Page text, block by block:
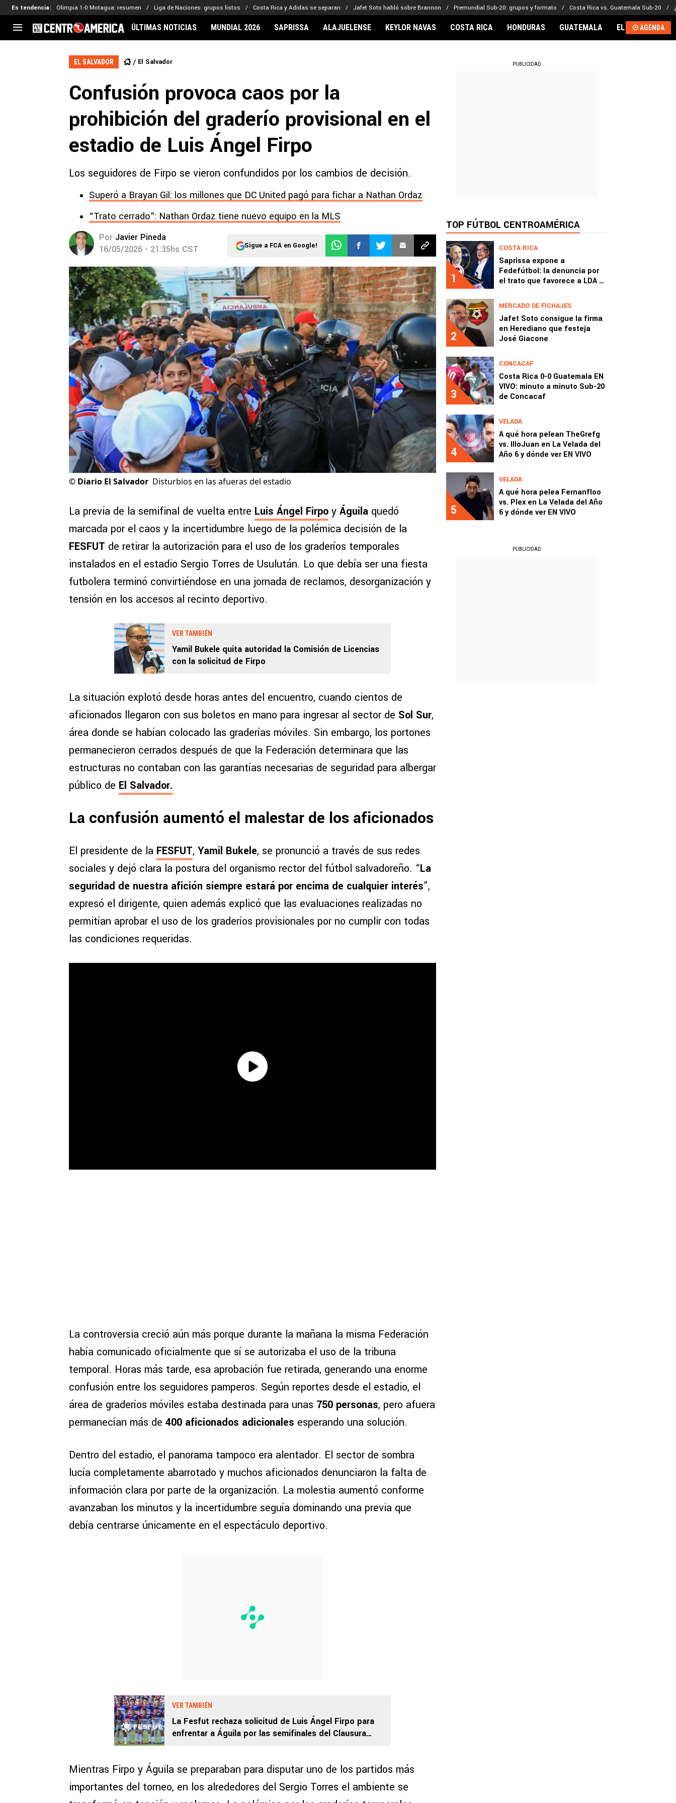
Es tendencia: Olimpia 1-0 Motagua: resumen Liga de Naciones: grupos listos Costa Rica y Adidas se separan Jafet Soto habló sobre Brannon Premundial Sub-20: grupos y formato Costa Rica vs. Guatemala Sub-20
CENTROAMÉRICA
CONCACAF
Liga de Naciones
Copa de Campeones
MLS
Kervin Arriaga
Adalberto Carrasquilla
Nathaniel Méndez-Laing
Alajuelense
Comunicaciones
Real Estelí
Real Madrid
ÚLTIMAS NOTICIAS MUNDIAL 2026 SAPRISSA ALAJUELENSE KEYLOR NAVAS COSTA RICA HONDURAS GUATEMALA EL SALVADOR
AGENDA
EL SALVADOR El Salvador
Confusión provoca caos por la
prohibición del graderío provisional en el
estadio de Luis Ángel Firpo
Los seguidores de Firpo se vieron confundidos por los cambios de decisión.
Superó a Brayan Gil: los millones que DC United pagó para fichar a Nathan Ordaz
“Trato cerrado”: Nathan Ordaz tiene nuevo equipo en la MLS
Por Javier Pineda
16/05/2026 - 21:35hs CST
Sigue a FCA en Google!
© Diario El Salvador Disturbios en las afueras del estadio
La previa de la semifinal de vuelta entre Luis Ángel Firpo y Águila quedó
marcada por el caos y la incertidumbre luego de la polémica decisión de la
FESFUT de retirar la autorización para el uso de los graderíos temporales
instalados en el estadio Sergio Torres de Usulután. Lo que debía ser una fiesta
futbolera terminó convirtiéndose en una jornada de reclamos, desorganización y
tensión en los accesos al recinto deportivo.
VER TAMBIÉN
Yamil Bukele quita autoridad la Comisión de Licencias
con la solicitud de Firpo
La situación explotó desde horas antes del encuentro, cuando cientos de
aficionados llegaron con sus boletos en mano para ingresar al sector de Sol Sur,
área donde se habían colocado las graderías móviles. Sin embargo, los portones
permanecieron cerrados después de que la Federación determinara que las
estructuras no contaban con las garantías necesarias de seguridad para albergar
público de El Salvador.
La confusión aumentó el malestar de los aficionados
El presidente de la FESFUT, Yamil Bukele, se pronunció a través de sus redes
sociales y dejó clara la postura del organismo rector del fútbol salvadoreño. “La
seguridad de nuestra afición siempre estará por encima de cualquier interés”,
expresó el dirigente, quien además explicó que las evaluaciones realizadas no
permitían aprobar el uso de los graderíos provisionales por no cumplir con todas
las condiciones requeridas.
La controversia creció aún más porque durante la mañana la misma Federación
había comunicado oficialmente que sí se autorizaba el uso de la tribuna
temporal. Horas más tarde, esa aprobación fue retirada, generando una enorme
confusión entre los seguidores pamperos. Según reportes desde el estadio, el
área de graderíos móviles estaba destinada para unas 750 personas, pero afuera
permanecían más de 400 aficionados adicionales esperando una solución.
Dentro del estadio, el panorama tampoco era alentador. El sector de sombra
lucía completamente abarrotado y muchos aficionados denunciaron la falta de
información clara por parte de la organización. La molestia aumentó conforme
avanzaban los minutos y la incertidumbre seguía dominando una previa que
debía centrarse únicamente en el espectáculo deportivo.
VER TAMBIÉN
La Fesfut rechaza solicitud de Luis Ángel Firpo para
enfrentar a Águila por las semifinales del Clausura
Mientras Firpo y Águila se preparaban para disputar uno de los partidos más
importantes del torneo, en los alrededores del Sergio Torres el ambiente se
PUBLICIDAD
TOP FÚTBOL CENTROAMÉRICA
1
COSTA RICA
Saprissa expone a
Fedefútbol: la denuncia por
el trato que favorece a LDA y
2
MERCADO DE FICHAJES
Jafet Soto consigue la firma
en Herediano que festeja
José Giacone
3
CONCACAF
Costa Rica 0-0 Guatemala EN
VIVO: minuto a minuto Sub-20
de Concacaf
4
VELADA
A qué hora pelean TheGrefg
vs. IlloJuan en La Velada del
Año 6 y dónde ver EN VIVO
5
VELADA
A qué hora pelea Fernanfloo
vs. Plex en La Velada del Año
6 y dónde ver EN VIVO
PUBLICIDAD